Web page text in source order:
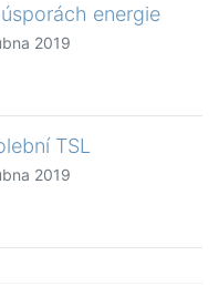
energie
2019
TSL
2019